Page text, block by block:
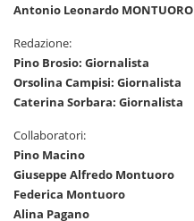
Antonio Leonardo MONTUORO
Redazione:
Pino Brosio: Giornalista
Orsolina Campisi: Giornalista
Caterina Sorbara: Giornalista
Collaboratori:
Pino Macino
Giuseppe Alfredo Montuoro
Federica Montuoro
Alina Pagano